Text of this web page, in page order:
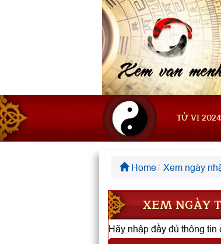
TỬ VI 2024
Home Xem ngày
XEM NGÀY
Hãy nhập đầy đủ thông tin